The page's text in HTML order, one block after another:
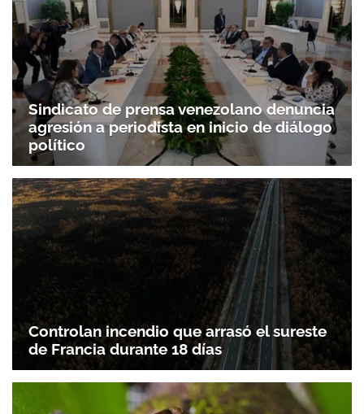
Sindicato de prensa venezolano denuncia
agresión a periodista en inicio de diálogo
político
Controlan incendio que arrasó el sureste
de Francia durante 18 días